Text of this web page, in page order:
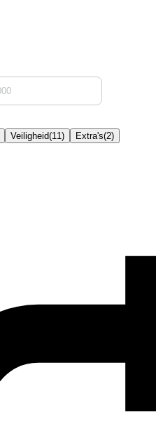
Veiligheid(11) Extra's(2)